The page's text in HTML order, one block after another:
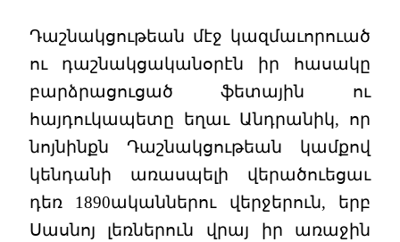
Դաշնակցութեան մէջ կազմաւորուած
ու դաշնակցականօրէն իր հասակը
բարձրացուցած ֆետային ու
հայդուկապետը եղաւ Անդրանիկ, որ
նոյնինքն Դաշնակցութեան կամքով
կենդանի առասպելի վերածուեցաւ
դեռ 1890ականներու վերջերուն, երբ
Սասնոյ լեռներուն վրայ իր առաջին